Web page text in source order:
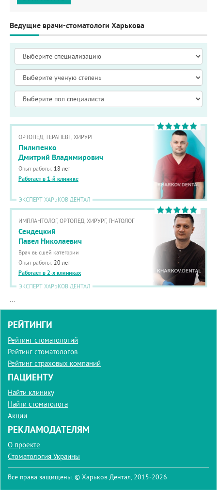
Ведущие врачи-стоматологи Харькова
ОРТОПЕД, ТЕРАПЕВТ, ХИРУРГ
Пилипенко
Дмитрий Владимирович
Опыт работы: 18 лет
Работает в 1-й клинике
ЭКСПЕРТ ХАРЬКОВ ДЕНТАЛ
ИМПЛАНТОЛОГ, ОРТОПЕД, ХИРУРГ, ГНАТОЛОГ
Сендецкий
Павел Николаевич
Врач высшей категории
Опыт работы: 20 лет
Работает в 2-х клиниках
ЭКСПЕРТ ХАРЬКОВ ДЕНТАЛ
...
РЕЙТИНГИ
Рейтинг стоматологий
Рейтинг стоматологов
Рейтинг страховых компаний
ПАЦИЕНТУ
Найти клинику
Найти стоматолога
Акции
РЕКЛАМОДАТЕЛЯМ
О проекте
Стоматология Украины
Все права защищены. © Харьков Дентал, 2015-2026